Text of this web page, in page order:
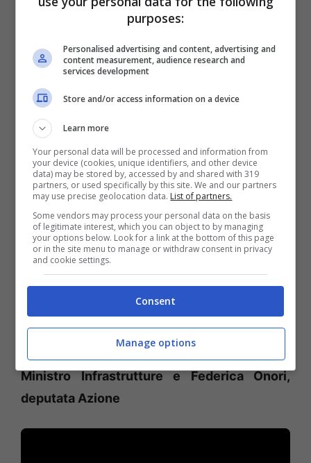
– rispetto alle previsioni della normativa
vigente. Non abbiamo sentito una parola sui
perduranti silenzi del comune di Gaeta sulla
vendita prima e sulla privatizzazione poi
’amministrazione comunale continua
volutamente ad ignorare problematica
nonostante un’inchiesta della Procura e di
un processo in corso di svolgimento davanti
il Tribunale di Cassino. Qualche risposta la
meritavano i cittadini di Gaeta. La
privatizzazione del piazzale, tra i silenzi del
comune, sta pregiudicando, la mobilità e la
vivibilità di tantissimi cittadini e turisti”.
INTERVENTI
Galeazzo Bignani , vice
Ministro Infrastrutture e Federica Onori,
deputata Azione
purposes:
Personalised advertising and content, advertising and
content measurement, audience research and
services development
Store and/or access information on a device
Learn more
Your personal data will be processed and information from
your device (cookies, unique identifiers, and other device
data) may be stored by, accessed by and shared with 319
partners, or used specifically by this site. We and our partners
may use precise geolocation data. List of partners.
Some vendors may process your personal data on the basis
of legitimate interest, which you can object to by managing
your options below. Look for a link at the bottom of this page
or in the site menu to manage or withdraw consent in privacy
and cookie settings.
Consent
Manage options